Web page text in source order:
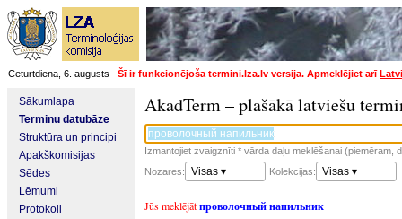
Ceturtdiena, 6. augusts Šī ir funkcionējoša termini.lza.lv versija. Apmeklējiet arī
Sākumlapa
Terminu datubāze
Struktūra un principi
Apakškomisijas
Sēdes
Lēmumi
Protokoli
AkadTerm – plašākā latviešu
Izmantojiet zvaigznīti * vārda daļu meklēšanai (piemēram,
Nozares:
Visas ▾ Kolekcijas: Visas ▾
Jūs meklējātпроволочный напильник